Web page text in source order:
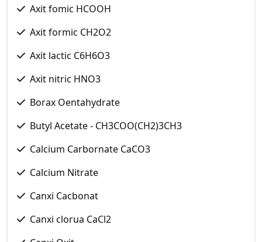
Axit fomic HCOOH
Axit formic CH2O2
Axit lactic C6H6O3
Axit nitric HNO3
Borax Oentahydrate
Butyl Acetate - CH3COO(CH2)3CH3
Calcium Carbornate CaCO3
Calcium Nitrate
Canxi Cacbonat
Canxi clorua CaCl2